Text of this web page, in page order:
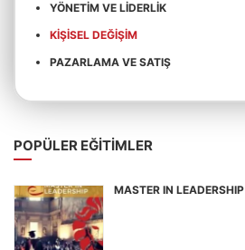
YÖNETIM VE LIDERLIK
KIŞISEL DEĞIŞIM
PAZARLAMA VE SATIŞ
POPÜLER EĞITIMLER
MASTER IN LEADERSHIP